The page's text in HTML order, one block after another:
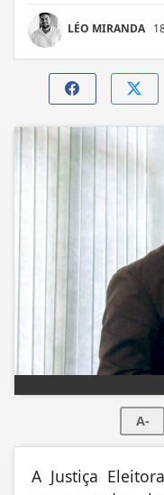
LÉO MIRANDA
A-
A Justiça